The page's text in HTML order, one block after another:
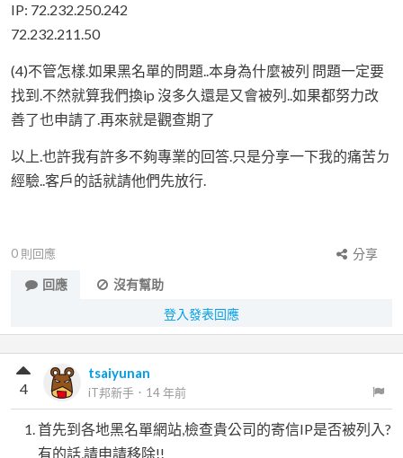
IP: 72.232.250.242
72.232.211.50
(4)不管怎樣.如果黑名單的問題..本身為什麼被列 問題一定要
找到.不然就算我們換ip 沒多久還是又會被列..如果都努力改
善了也申請了.再來就是觀查期了
以上.也許我有許多不夠專業的回答.只是分享一下我的痛苦ㄉ
經驗..客戶的話就請他們先放行.
0 則回應
分享
回應
沒有幫助
登入發表回應
tsaiyunan
iT邦新手 ． 14 年前
4
首先到各地黑名單網站,檢查貴公司的寄信IP是否被列入?
有的話,請申請移除!!